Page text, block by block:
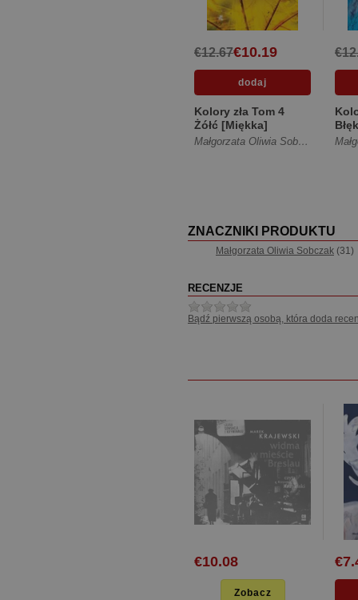
€10.19
€12.67
Kolory zła Tom 4
Żółć [Miękka]
Małgorzata Oliwia Sobczak
ZNACZNIKI PRODUKTU
Małgorzata Oliwia Sobczak (31)
RECENZJE
Bądź pierwszą osobą, która doda
€10.08
Zobacz